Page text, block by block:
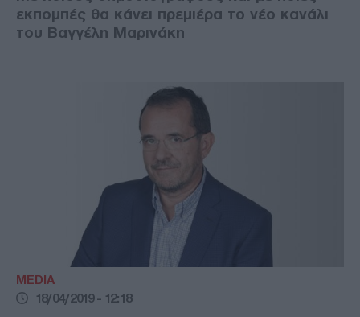
εκπομπές θα κάνει πρεμιέρα το νέο κανάλι
του Βαγγέλη Μαρινάκη
MEDIA
18/04/2019 - 12:18